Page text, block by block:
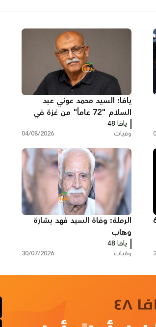
يافا: السيد محمد عوني عبد
السلام "72 عاماً" من غزة في
ذمّة الله
يافا 48
وفيات 04/08/2026
"68
الرملة: وفاة السيد فهد بشارة
وهاب
يافا 48
وفيات 30/07/2026